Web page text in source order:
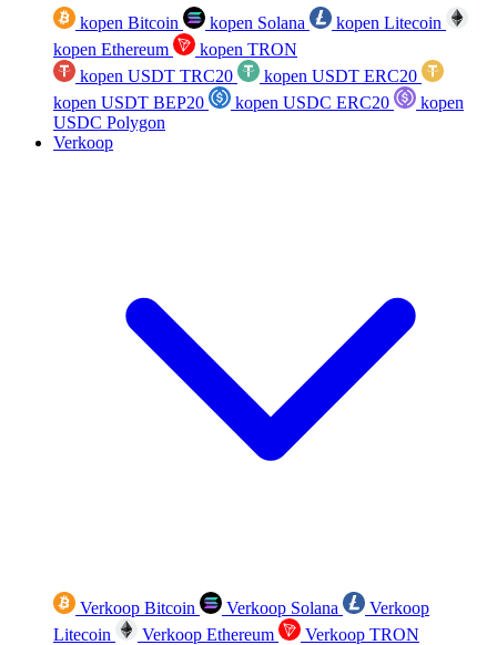
kopen Bitcoin kopen Solana
kopen Litecoin
kopen Ethereum
kopen TRON
kopen USDT TRC20
kopen USDT ERC20
kopen USDT BEP20
kopen USDC ERC20
kopen
USDC Polygon
Verkoop
Verkoop Bitcoin Verkoop Solana
Verkoop
Litecoin
Verkoop Ethereum
Verkoop TRON